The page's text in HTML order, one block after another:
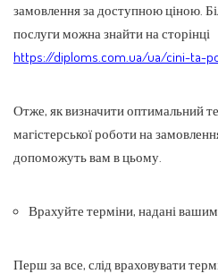
замовлення за доступною ціною.
послуги можна знайти на сторінці
https://diploms.com.ua/ua/cini-ta-
Отже, як визначити оптимальний
магістерської роботи на
допоможуть вам в цьому.
Врахуйте терміни, надані
Перш за все, слід враховувати